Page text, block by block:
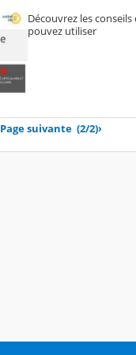
Découvrez les
pouvez utiliser
Page suivante (2/2)›